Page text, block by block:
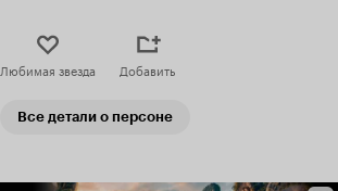
Любимая звезда Добавить
Все детали о персоне